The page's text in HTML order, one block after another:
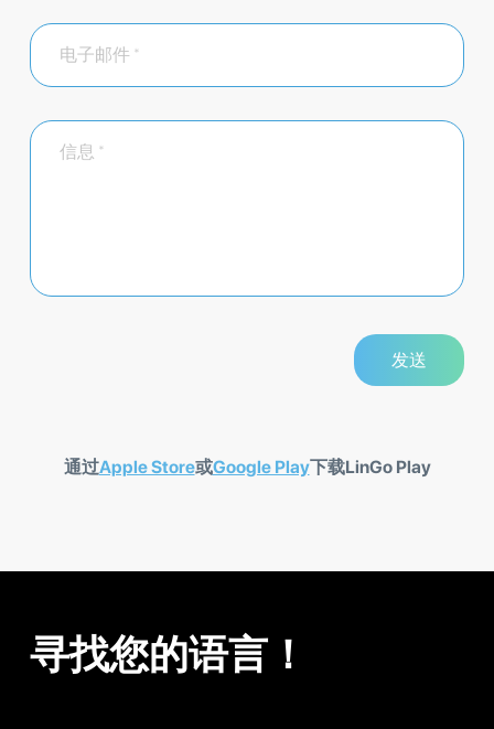
通过Apple Store或Google Play下载LinGo Play
寻找您的语言！